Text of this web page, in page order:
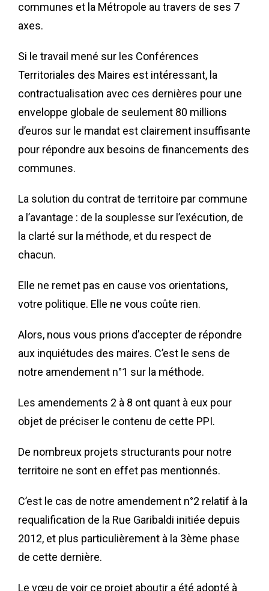
communes et la Métropole au travers de ses 7
axes.
Si le travail mené sur les Conférences
Territoriales des Maires est intéressant, la
contractualisation avec ces dernières pour une
enveloppe globale de seulement 80 millions
d’euros sur le mandat est clairement insuffisante
pour répondre aux besoins de financements des
communes.
La solution du contrat de territoire par commune
a l’avantage : de la souplesse sur l’exécution, de
la clarté sur la méthode, et du respect de
chacun.
Elle ne remet pas en cause vos orientations,
votre politique. Elle ne vous coûte rien.
Alors, nous vous prions d’accepter de répondre
aux inquiétudes des maires. C’est le sens de
notre amendement n°1 sur la méthode.
Les amendements 2 à 8 ont quant à eux pour
objet de préciser le contenu de cette PPI.
De nombreux projets structurants pour notre
territoire ne sont en effet pas mentionnés.
C’est le cas de notre amendement n°2 relatif à la
requalification de la Rue Garibaldi initiée depuis
2012, et plus particulièrement à la 3ème phase
de cette dernière.
Le vœu de voir ce projet aboutir a été adopté à